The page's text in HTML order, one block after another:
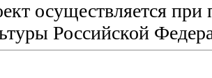
осуществляется
Российской